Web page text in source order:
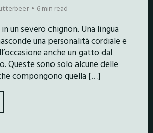
6 min read
un severo chignon. Una lingua
una personalità cordiale e
anche un gatto dal
Queste sono solo alcune delle
compongono quella […]